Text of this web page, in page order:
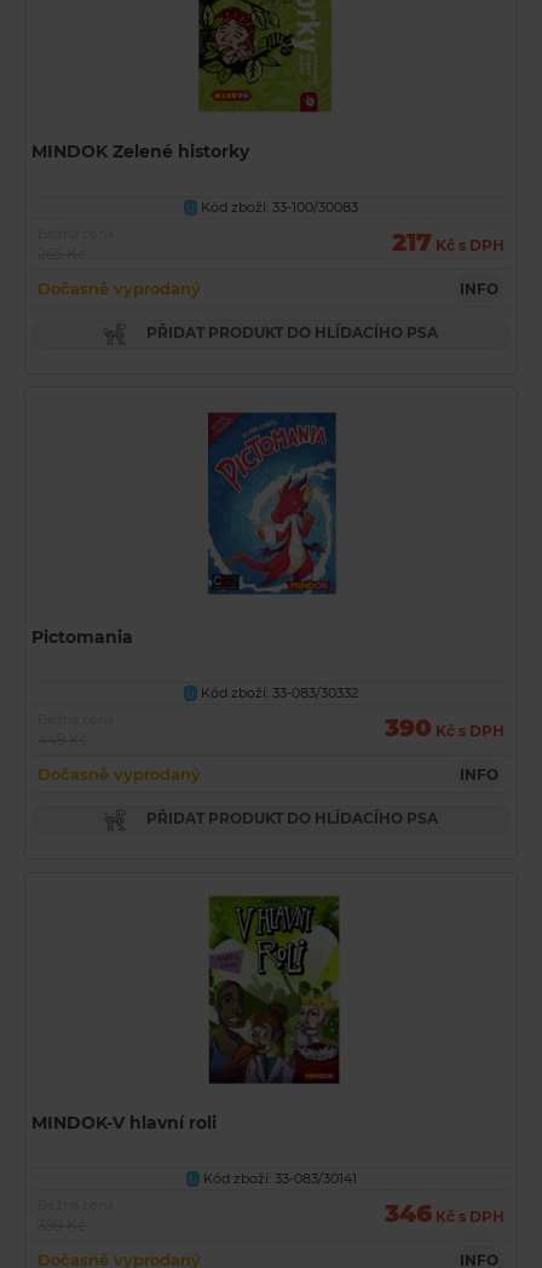
MINDOK Zelené historky
U
Kód zboží: 33-100/30083
217 Kč s DPH
Dočasně vyprodaný INFO
PŘIDAT PRODUKT DO HLÍDACÍHO PSA
Pictomania
U
Kód zboží: 33-083/30332
390 Kč s DPH
Dočasně vyprodaný INFO
PŘIDAT PRODUKT DO HLÍDACÍHO PSA
MINDOK-V hlavní roli
U Kód zboží: 33-083/30141
346 Kč s DPH
Dočasně vyprodaný INFO